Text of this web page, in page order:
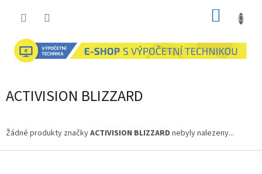
ACTIVISION BLIZZARD
Žádné produkty značkyACTIVISION BLIZZARD nebyly nalezeny...
Z